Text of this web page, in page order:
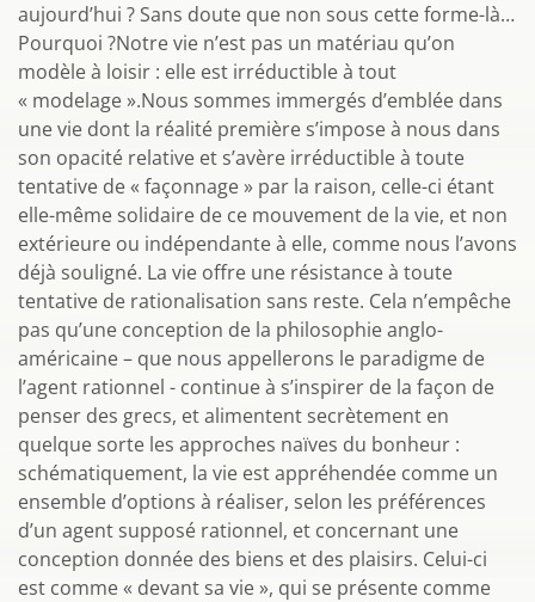
aujourd’hui ? Sans doute que non sous cette forme-là…
Pourquoi ?Notre vie n’est pas un matériau qu’on
modèle à loisir : elle est irréductible à tout
« modelage ».Nous sommes immergés d’emblée dans
une vie dont la réalité première s’impose à nous dans
son opacité relative et s’avère irréductible à toute
tentative de « façonnage » par la raison, celle-ci étant
elle-même solidaire de ce mouvement de la vie, et non
extérieure ou indépendante à elle, comme nous l’avons
déjà souligné. La vie offre une résistance à toute
tentative de rationalisation sans reste. Cela n’empêche
pas qu’une conception de la philosophie anglo-
américaine – que nous appellerons le paradigme de
l’agent rationnel - continue à s’inspirer de la façon de
penser des grecs, et alimentent secrètement en
quelque sorte les approches naïves du bonheur :
schématiquement, la vie est appréhendée comme un
ensemble d’options à réaliser, selon les préférences
d’un agent supposé rationnel, et concernant une
conception donnée des biens et des plaisirs. Celui-ci
est comme « devant sa vie », qui se présente comme